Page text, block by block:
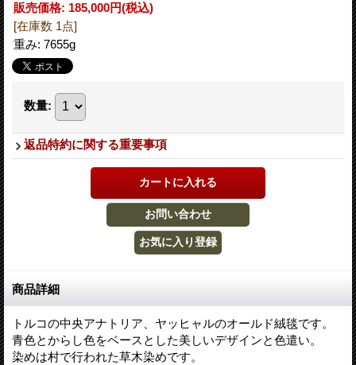
販売価格: 185,000円(税込)
[在庫数 1点]
重み: 7655g
数量:
返品特約に関する重要事項
商品詳細
トルコの中央アナトリア、ヤッヒャルのオールド絨毯です。
青色とからし色をベースとした美しいデザインと色遣い。
染めは村で行われた草木染めです。